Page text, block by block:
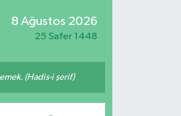
8 Ağustos 2026
25 Safer 1448
(Hadis-i şerif)